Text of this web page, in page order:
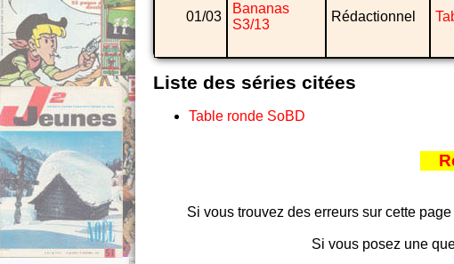
01/03
Bananas
S3/13
Rédactionnel
Liste des séries citées
Table ronde SoBD
Si vous trouvez des erreurs sur cette
Si vous posez une